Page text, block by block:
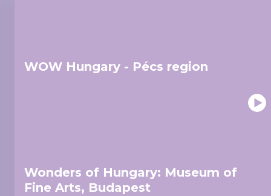
WOW Hungary - Pécs region
Wonders of Hungary: Museum of
Fine Arts, Budapest